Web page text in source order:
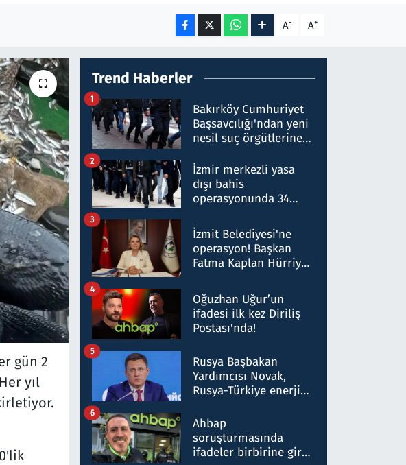
A- A+
gün 2
yıl
Trend Haberler
Bakırköy Cumhuriyet
Başsavcılığı'ndan yeni
nesil suç örgütlerine
hakkında gözaltı kararı
1
İzmir merkezli yasa
dışı bahis
operasyonunda 34
Milyar liralık para
trafiği tespit edildi
2
İzmit Belediyesi'ne
operasyon! Başkan
Fatma Kaplan Hürriyet
3
Oğuzhan Uğur’un
ifadesi ilk kez Diriliş
Postası'nda!
4
Rusya Başbakan
Yardımcısı Novak,
Rusya-Türkiye enerji
nitelikte olduğunu
belirtti
5
Ahbap
soruşturmasında
ifadeler birbirine girdi:
6